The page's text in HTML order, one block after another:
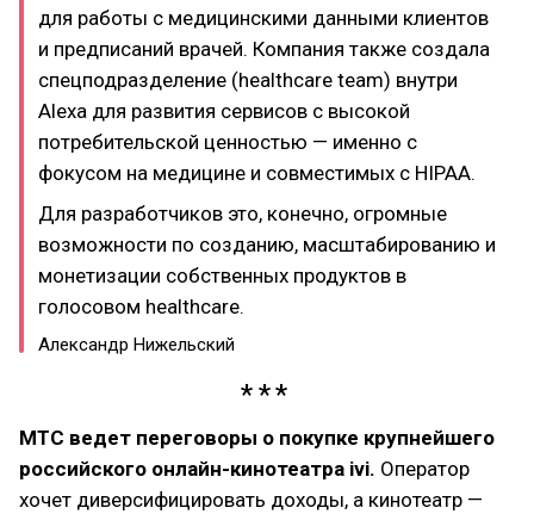
для работы с медицинскими данными клиентов
и предписаний врачей. Компания также создала
спецподразделение (healthcare team) внутри
Alexa для развития сервисов с высокой
потребительской ценностью — именно с
фокусом на медицине и совместимых с HIPAA.
Для разработчиков это, конечно, огромные
возможности по созданию, масштабированию и
монетизации собственных продуктов в
голосовом healthcare.
Александр Нижельский
МТС ведет переговоры о покупке крупнейшего
российского онлайн-кинотеатра ivi. Оператор
хочет диверсифицировать доходы, а кинотеатр —